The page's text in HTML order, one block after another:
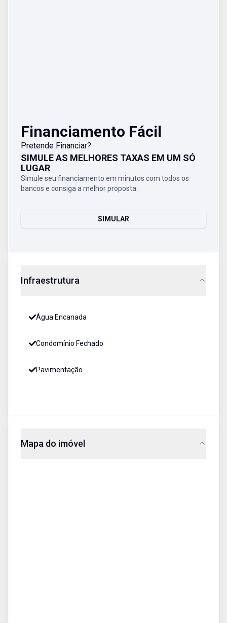
Financiamento Fácil
Pretende Financiar?
SIMULE AS MELHORES TAXAS EM UM SÓ
LUGAR
Simule seu financiamento em minutos com todos os
bancos e consiga a melhor proposta.
SIMULAR
Infraestrutura
Água Encanada
Condomínio Fechado
Pavimentação
Mapa do imóvel